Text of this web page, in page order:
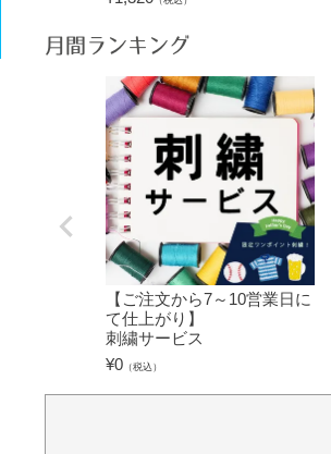
月間ランキング
【ご注文から7～10営業日に
て仕上がり】
刺繍サービス
¥0 （税込）